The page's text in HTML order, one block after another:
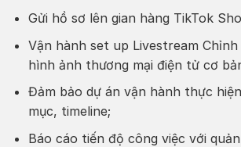
Gửi hồ sơ lên gian hàng TikTok
Vận hành set up Livestream
hình ảnh thương mại điện tử cơ
Đảm bảo dự án vận hành thực
mục, timeline;
Báo cáo tiến độ công việc với